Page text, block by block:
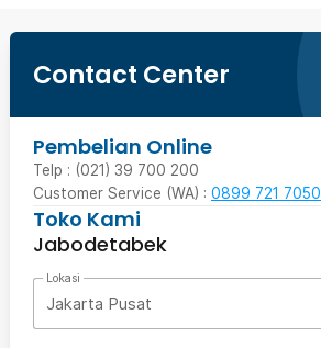
Contact Center
Pembelian Online
Telp : (021) 39 700 200
Customer Service (WA) : 0899 721 7050
Toko Kami
Jabodetabek
Lokasi
Jakarta Pusat